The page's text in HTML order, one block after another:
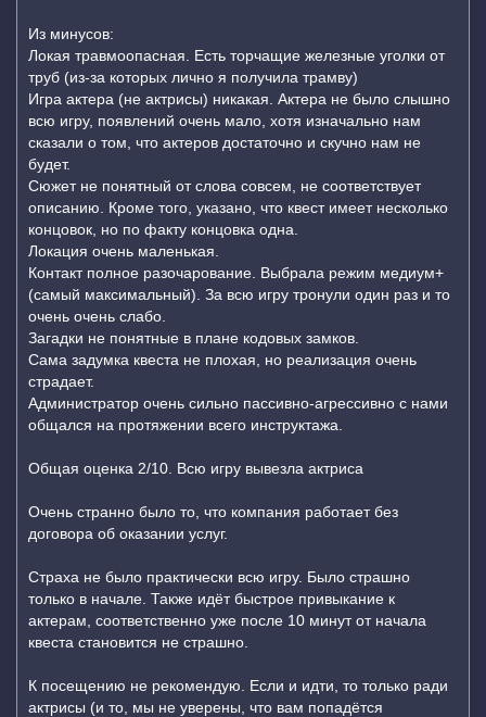
Из минусов:
Локая травмоопасная. Есть торчащие железные уголки от
труб (из-за которых лично я получила трамву)
Игра актера (не актрисы) никакая. Актера не было слышно
всю игру, появлений очень мало, хотя изначально нам
сказали о том, что актеров достаточно и скучно нам не
будет.
Сюжет не понятный от слова совсем, не соответствует
описанию. Кроме того, указано, что квест имеет несколько
концовок, но по факту концовка одна.
Локация очень маленькая.
Контакт полное разочарование. Выбрала режим медиум+
(самый максимальный). За всю игру тронули один раз и то
очень очень слабо.
Загадки не понятные в плане кодовых замков.
Сама задумка квеста не плохая, но реализация очень
страдает.
Администратор очень сильно пассивно-агрессивно с нами
общался на протяжении всего инструктажа.
Общая оценка 2/10. Всю игру вывезла актриса
Очень странно было то, что компания работает без
договора об оказании услуг.
Страха не было практически всю игру. Было страшно
только в начале. Также идёт быстрое привыкание к
актерам, соответственно уже после 10 минут от начала
квеста становится не страшно.
К посещению не рекомендую. Если и идти, то только ради
актрисы (и то, мы не уверены, что вам попадётся